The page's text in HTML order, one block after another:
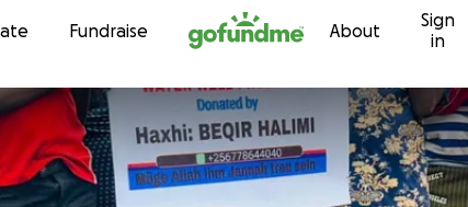
Skip to content
Fundraise About
Sign
in